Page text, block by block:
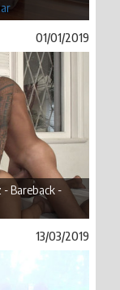
01/01/2019
- Bareback -
13/03/2019